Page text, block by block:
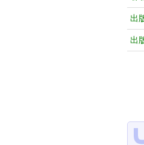
出
出